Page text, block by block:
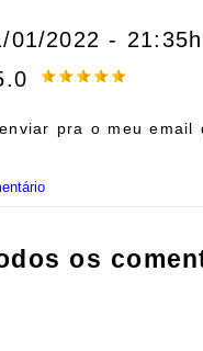
01/2022 - 21:35h
pra o meu email
os